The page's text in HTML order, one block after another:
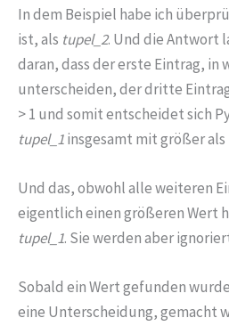
In dem Beispiel habe ich
ist, als tupel_2. Und die Antwort
daran, dass der erste Eintrag, in
unterscheiden, der dritte
> 1 und somit entscheidet sich
tupel_1insgesamt mit größer als
Und das, obwohl alle weiteren
eigentlich einen größeren Wert
tupel_1. Sie werden aber
Sobald ein Wert gefunden
eine Unterscheidung, gemacht